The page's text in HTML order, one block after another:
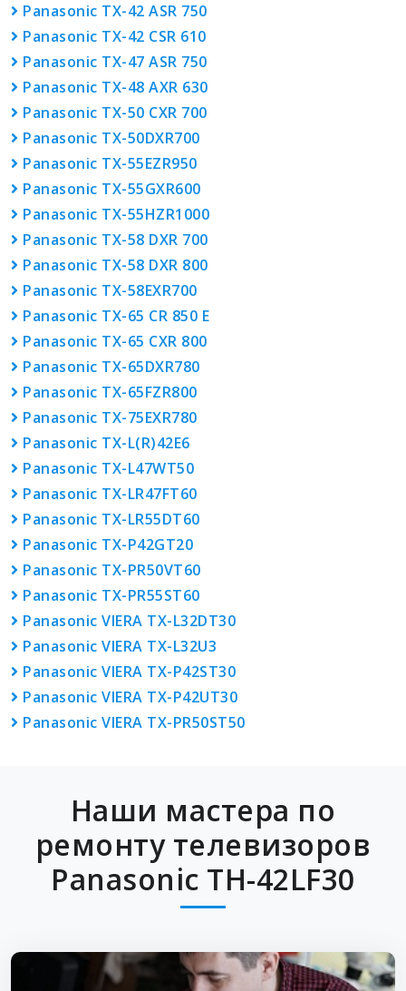
Panasonic TX-42 ASR 750
Panasonic TX-42 CSR 610
Panasonic TX-47 ASR 750
Panasonic TX-48 AXR 630
Panasonic TX-50 CXR 700
Panasonic TX-50DXR700
Panasonic TX-55EZR950
Panasonic TX-55GXR600
Panasonic TX-55HZR1000
Panasonic TX-58 DXR 700
Panasonic TX-58 DXR 800
Panasonic TX-58EXR700
Panasonic TX-65 CR 850 E
Panasonic TX-65 CXR 800
Panasonic TX-65DXR780
Panasonic TX-65FZR800
Panasonic TX-75EXR780
Panasonic TX-L(R)42E6
Panasonic TX-L47WT50
Panasonic TX-LR47FT60
Panasonic TX-LR55DT60
Panasonic TX-P42GT20
Panasonic TX-PR50VT60
Panasonic TX-PR55ST60
Panasonic VIERA TX-L32DT30
Panasonic VIERA TX-L32U3
Panasonic VIERA TX-P42ST30
Panasonic VIERA TX-P42UT30
Panasonic VIERA TX-PR50ST50
Наши мастера по
ремонту телевизоров
Panasonic TH-42LF30